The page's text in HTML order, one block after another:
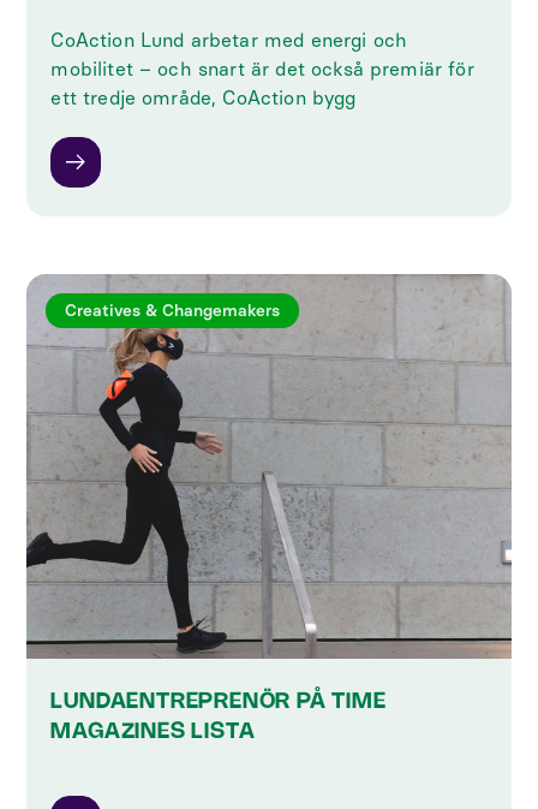
CoAction Lund arbetar med energi och
mobilitet – och snart är det också premiär för
ett tredje område, CoAction bygg
Creatives & Changemakers
LUNDAENTREPRENÖR PÅ TIME
MAGAZINES LISTA